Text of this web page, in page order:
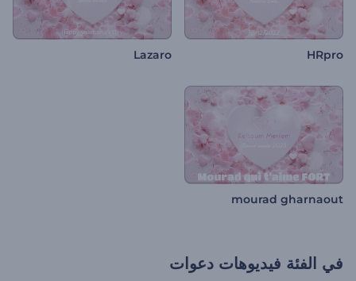
HRpro
Lazaro
mourad gharnaout
في الفئة فيديوهات دعوات